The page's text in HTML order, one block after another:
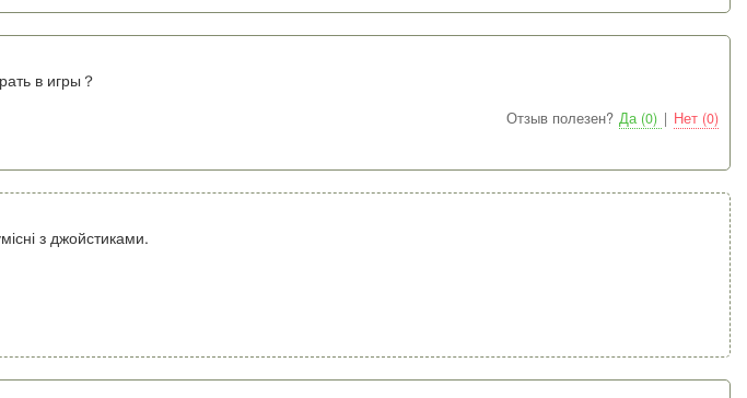
в игры？
Отзыв полезен? Да (0) | Нет (0)
з джойстиками.